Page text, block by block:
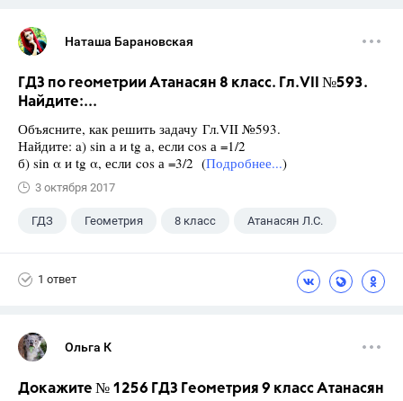
Наташа Барановская
ГДЗ по геометрии Атанасян 8 класс. Гл.VII №593.
Найдите:...
Объясните, как решить задачу Гл.VII №593.
Найдите: a) sin а и tg а, если cos а =1/2
б) sin α и tg α, если cos а =3/2 (Подробнее...)
3 октября 2017
ГДЗ Геометрия 8 класс Атанасян Л.С.
1 ответ
Ольга К
Докажите № 1256 ГДЗ Геометрия 9 класс Атанасян